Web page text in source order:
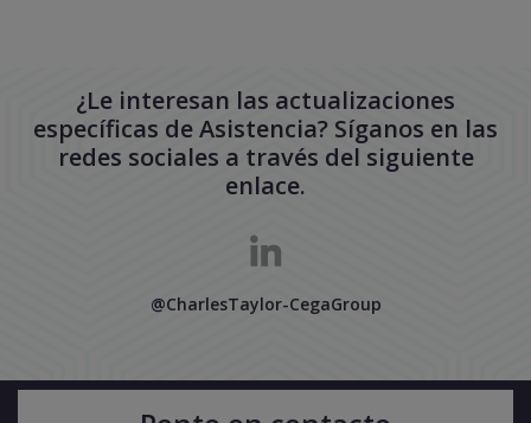
¿Le interesan las actualizaciones
específicas de Asistencia? Síganos en las
redes sociales a través del siguiente
enlace.
@CharlesTaylor-CegaGroup